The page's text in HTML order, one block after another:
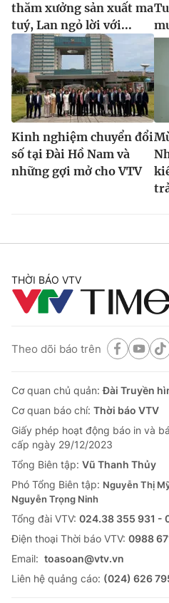
thăm xưởng sản xuất ma
tuý, Lan ngỏ lời với...
Kinh nghiệm chuyển đổi
số tại Đài Hồ Nam và
những gợi mở cho VTV
THỜI BÁO VTV
Theo dõi báo trên
Cơ quan chủ quản:Đài Truyền
Cơ quan báo chí: Thời báo VTV
Giấy phép hoạt động báo in và
cấp ngày 29/12/2023
Tổng Biên tập: Vũ Thanh Thủy
Phó Tổng Biên tập: Nguyễn Thị
Nguyễn Trọng Ninh
Tổng đài VTV: 024.38 355 931 -
Ðiện thoại Thời báo VTV: 0988
Email: toasoan@vtv.vn
Liên hệ quảng cáo: (024) 626